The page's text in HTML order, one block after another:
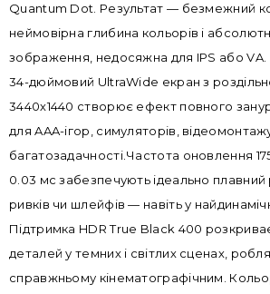
Quantum Dot. Результат — безмежний
неймовірна глибина кольорів і
зображення, недосяжна для IPS або VA.
34-дюймовий UltraWide екран з
3440х1440 створює ефект повного
для AAA-ігор, симуляторів,
багатозадачності.Частота оновлення 175
0.03 мс забезпечують ідеально плавний
ривків чи шлейфів — навіть у
Підтримка HDR True Black 400
деталей у темних і світлих сценах,
справжньому кінематографічним.